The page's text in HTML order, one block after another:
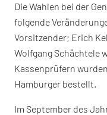
Die Wahlen bei der
folgende
Vorsitzender; Erich
Wolfgang Schächtele
Kassenprüfern
Hamburger bestellt.
Im September des